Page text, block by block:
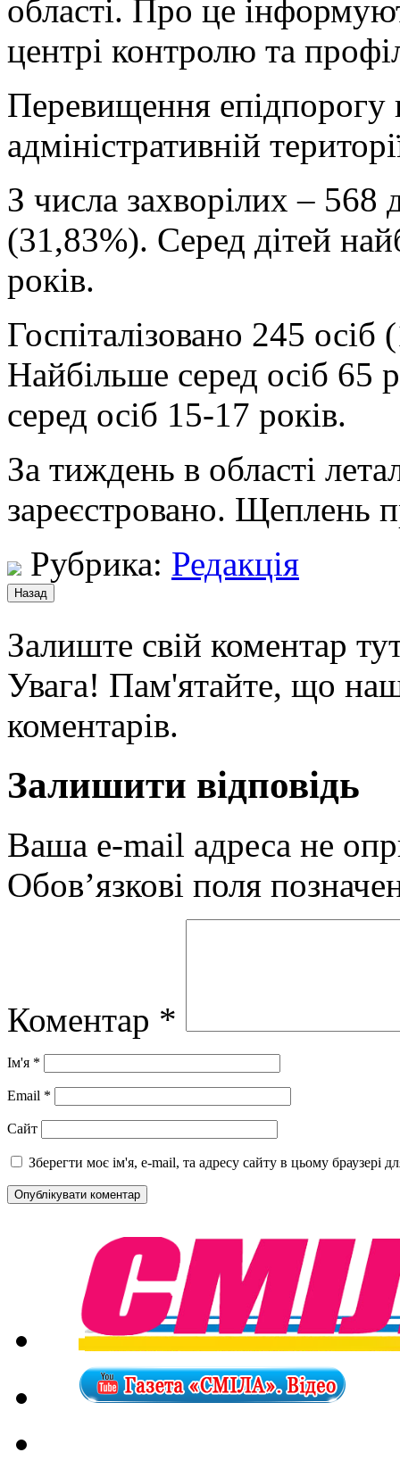
області. Про це
центрі контролю та
Перевищення епідпорогу
адміністративній
З числа захворілих – 568
(31,83%). Серед дітей
років.
Госпіталізовано 245
Найбільше серед осіб 65
серед осіб 15-17 років.
За тиждень в області
зареєстровано. Щеплень
Рубрика: Редакція
Залиште свій коментар
Увага! Пам'ятайте, що
коментарів.
Залишити відповідь
Ваша e-mail адреса не
Обов’язкові поля
Коментар *
Ім'я *
Email *
Сайт
Зберегти моє ім'я, e-mail, та адресу сайту в цьому браузері